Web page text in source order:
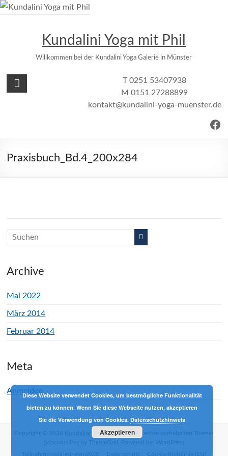
Zum
Kundalini Yoga mit Phil
Willkommen bei der Kundalini Yoga Galerie in Münster
T 0251 53407938
M 0151 27288899
kontakt@kundalini-yoga-muenster.de
Praxisbuch_Bd.4_200x284
Archive
Mai 2022
März 2014
Februar 2014
Meta
Anmelden
Kundalini Yoga mit PhilAlle Rechte vorbehalten.Theme:
Diese Website verwendet Cookies, um bestmögliche Funktionalität
bieten zu können. Wenn Sie diese Webseite nutzen, akzeptieren
Sie die Verwendung von Cookies.Datenschutzhinweis
Akzeptieren